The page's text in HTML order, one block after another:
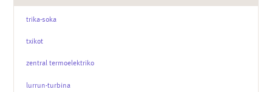
trika-soka
txikot
zentral termoelektriko
lurrun-turbina